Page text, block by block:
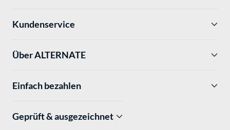
Kundenservice
Über ALTERNATE
Einfach bezahlen
Geprüft & ausgezeichnet